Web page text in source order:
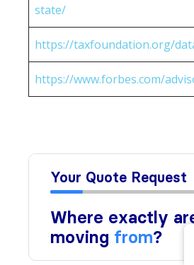
state/
https://taxfoundation.org/
https://www.forbes.com/